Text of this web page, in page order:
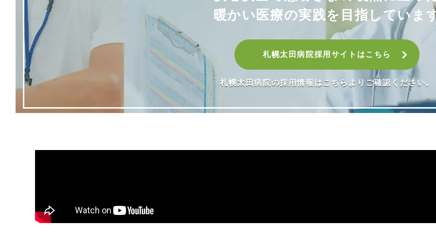
暖かい医療の実践を目指していま
札幌太田病院採用サイトはこちら
札幌太田病院の採用情報はこちらよりご確認ください。